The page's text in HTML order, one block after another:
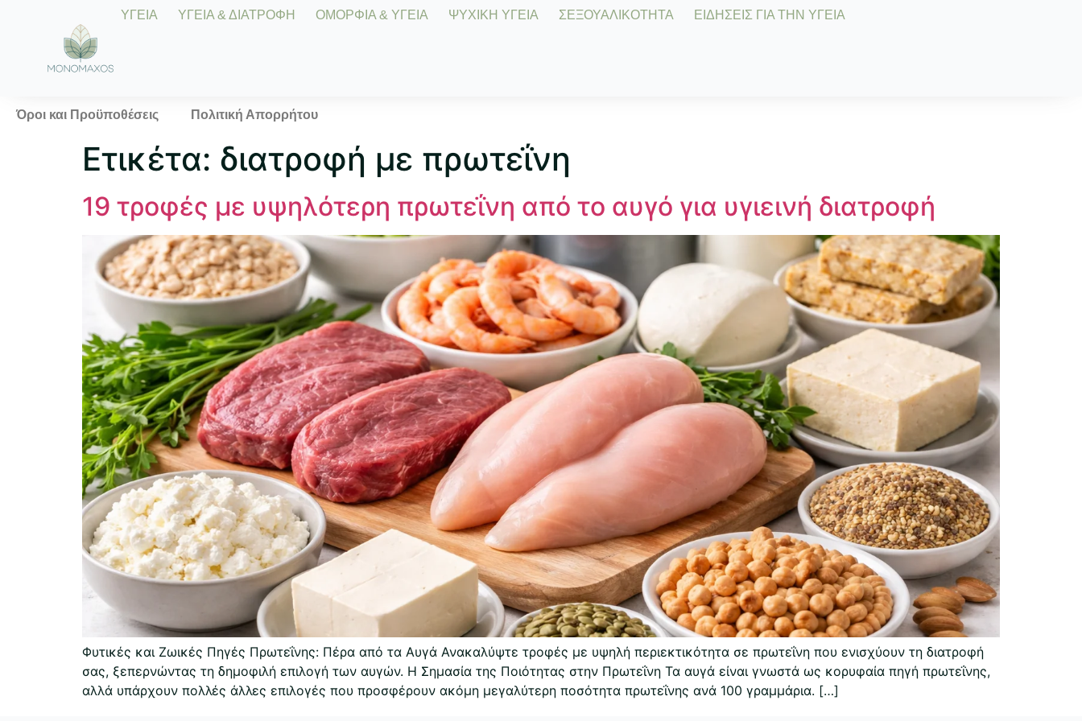
ΥΓΕΙΑ ΥΓΕΙΑ & ΔΙΑΤΡΟΦΗ ΟΜΟΡΦΙΑ & ΥΓΕΙΑ ΨΥΧΙΚΗ ΥΓΕΙΑ ΣΕΞΟΥΑΛΙΚΟΤΗΤΑ ΕΙΔΗΣΕΙΣ ΓΙΑ ΤΗΝ ΥΓΕΙΑ
Όροι και Προϋποθέσεις Πολιτική Απορρήτου
Ετικέτα: διατροφή με πρωτεΐνη
19 τροφές με υψηλότερη πρωτεΐνη από το αυγό για υγιεινή διατροφή
Φυτικές και Ζωικές Πηγές Πρωτεΐνης: Πέρα από τα Αυγά Ανακαλύψτε τροφές με υψηλή περιεκτικότητα σε πρωτεΐνη που ενισχύουν τη διατροφή
σας, ξεπερνώντας τη δημοφιλή επιλογή των αυγών. Η Σημασία της Ποιότητας στην Πρωτεΐνη Τα αυγά είναι γνωστά ως κορυφαία πηγή πρωτεΐνης,
αλλά υπάρχουν πολλές άλλες επιλογές που προσφέρουν ακόμη μεγαλύτερη ποσότητα πρωτεΐνης ανά 100 γραμμάρια. […]